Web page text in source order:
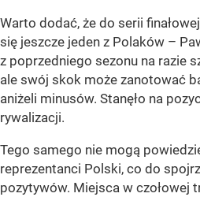
Warto dodać, że do serii
się jeszcze jeden z Polaków –
z poprzedniego sezonu na razie
ale swój skok może zanotować
aniżeli minusów. Stanęło na
rywalizacji.
Tego samego nie mogą
reprezentanci Polski, co do
pozytywów. Miejsca w czołowej